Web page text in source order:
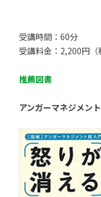
受講時間：60分
受講料金：2,200円（
推薦図書
アンガーマネジメン